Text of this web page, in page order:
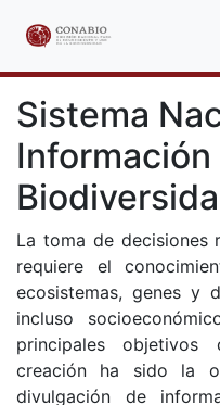
Sistema
La toma de decisiones
requiere el
ecosistemas, genes y
incluso
principales
creación ha sido la
divulgación de